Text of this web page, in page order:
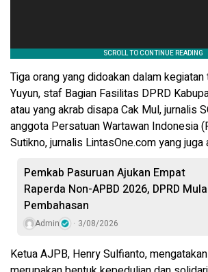
Tiga orang yang didoakan dalam
Yuyun, staf Bagian Fasilitas DPRD
atau yang akrab disapa Cak Mul, jurnalis
anggota Persatuan Wartawan Indonesia
Sutikno, jurnalis LintasOne.com yang
Pemkab Pasuruan Ajukan Empat
Raperda Non-APBD 2026, DPRD
Pembahasan
Admin 3/08/2026
Ketua AJPB, Henry Sulfianto,